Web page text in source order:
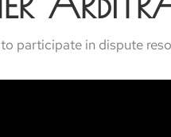
participate in dispute